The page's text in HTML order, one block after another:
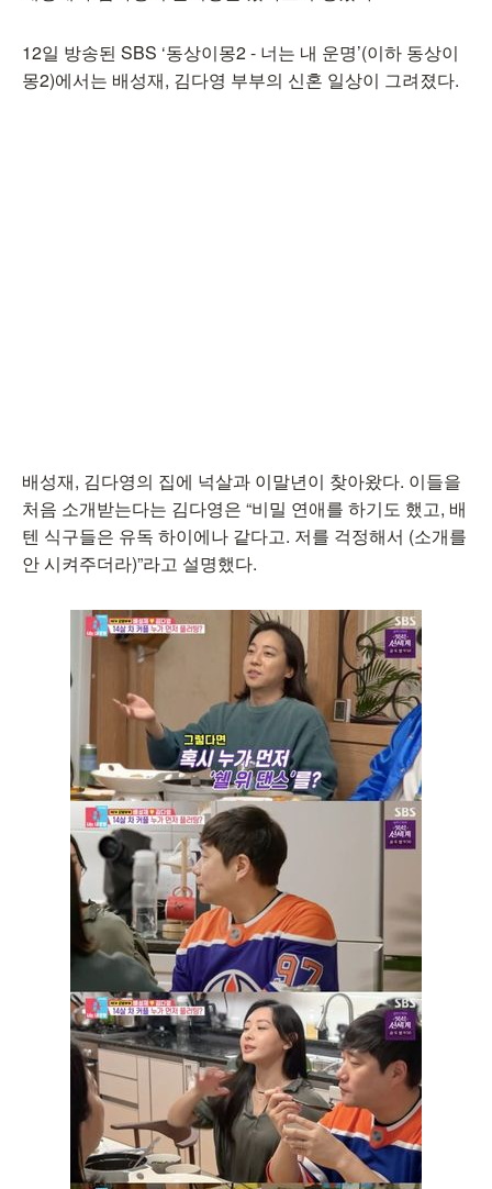
12일 방송된 SBS ‘동상이몽2 - 너는 내 운명’(이하 동상이
몽2)에서는 배성재, 김다영 부부의 신혼 일상이 그려졌다.
배성재, 김다영의 집에 넉살과 이말년이 찾아왔다. 이들을
처음 소개받는다는 김다영은 “비밀 연애를 하기도 했고, 배
텐 식구들은 유독 하이에나 같다고. 저를 걱정해서 (소개를
안 시켜주더라)”라고 설명했다.